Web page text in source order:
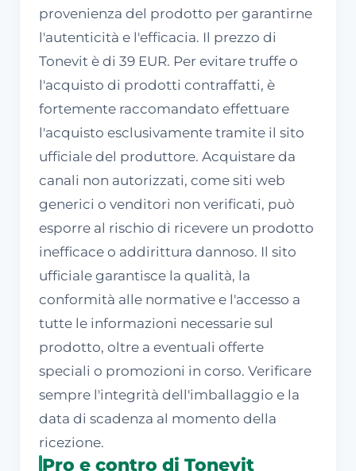
provenienza del prodotto per garantirne
l'autenticità e l'efficacia. Il prezzo di
Tonevit è di 39 EUR. Per evitare truffe o
l'acquisto di prodotti contraffatti, è
fortemente raccomandato effettuare
l'acquisto esclusivamente tramite il sito
ufficiale del produttore. Acquistare da
canali non autorizzati, come siti web
generici o venditori non verificati, può
esporre al rischio di ricevere un prodotto
inefficace o addirittura dannoso. Il sito
ufficiale garantisce la qualità, la
conformità alle normative e l'accesso a
tutte le informazioni necessarie sul
prodotto, oltre a eventuali offerte
speciali o promozioni in corso. Verificare
sempre l'integrità dell'imballaggio e la
data di scadenza al momento della
ricezione.
Pro e contro di Tonevit